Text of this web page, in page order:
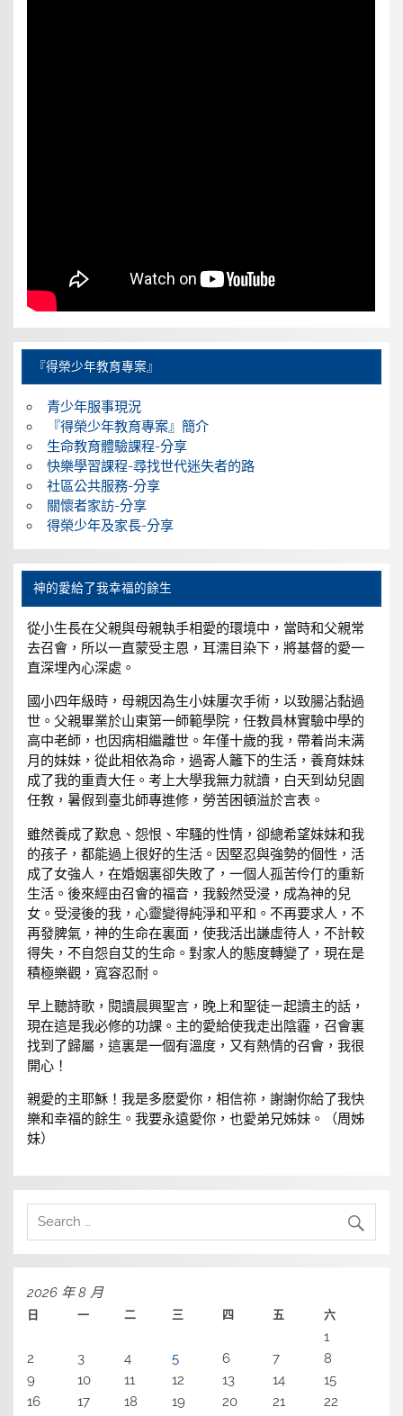
『得榮少年教育專案』
青少年服事現況
『得榮少年教育專案』簡介
生命教育體驗課程-分享
快樂學習課程-尋找世代迷失者的路
社區公共服務-分享
關懷者家訪-分享
得榮少年及家長-分享
神的愛給了我幸福的餘生
從小生長在父親與母親執手相愛的環境中，當時和父親常
去召會，所以一直蒙受主恩，耳濡目染下，將基督的愛一
直深埋內心深處。
國小四年級時，母親因為生小妹屢次手術，以致腸沾黏過
世。父親畢業於山東第一師範學院，任教員林實驗中學的
高中老師，也因病相繼離世。年僅十歲的我，帶着尚未满
月的妹妹，從此相依為命，過寄人籬下的生活，養育妹妹
成了我的重責大任。考上大學我無力就讀，白天到幼兒園
任教，暑假到臺北師專進修，勞苦困頓溢於言表。
雖然養成了歎息、怨恨、牢騷的性情，卻總希望妹妹和我
的孩子，都能過上很好的生活。因堅忍與強勢的個性，活
成了女強人，在婚姻裏卻失敗了，一個人孤苦伶仃的重新
生活。後來經由召會的福音，我毅然受浸，成為神的兒
女。受浸後的我，心靈變得純淨和平和。不再要求人，不
再發脾氣，神的生命在裏面，使我活出謙虛待人，不計較
得失，不自怨自艾的生命。對家人的態度轉變了，現在是
積極樂觀，寬容忍耐。
早上聽詩歌，閱讀晨興聖言，晚上和聖徒ㄧ起讀主的話，
現在這是我必修的功課。主的愛給使我走出陰霾，召會裏
找到了歸屬，這裏是一個有溫度，又有熱情的召會，我很
開心！
親愛的主耶穌！我是多麽愛你，相信祢，謝謝你給了我快
樂和幸福的餘生。我要永遠愛你，也愛弟兄姊妹。（周姊
妹）
2026 年 8 月
日 一 二 三 四 五 六
1
2
3 4 5 6 7
8
9
10 11 12 13 14
15
16
17 18 19 20 21
22